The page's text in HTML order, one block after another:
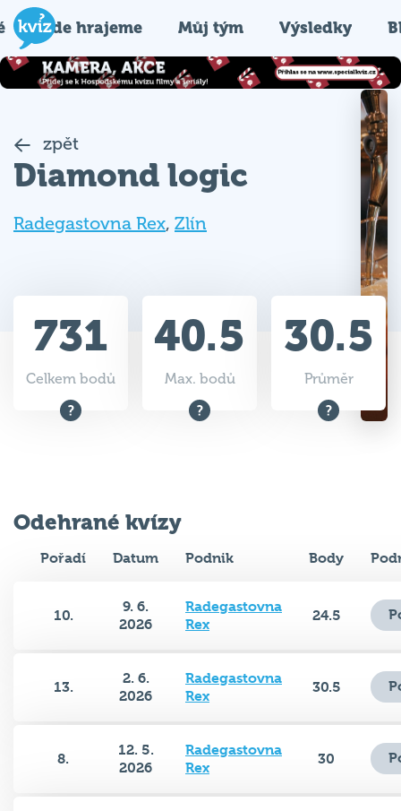
Kde hrajeme Můj tým Výsledky
zpět
Diamond logic
Radegastovna Rex, Zlín
731
Celkem bodů
40.5
Max. bodů
30.5
Průměr
Odehrané kvízy
Pořadí Datum Podnik Body
10.
9. 6.
2026
Radegastovna
Rex
24.5
13.
2. 6.
2026
Radegastovna
Rex
30.5
8.
12. 5.
2026
Radegastovna
Rex
30